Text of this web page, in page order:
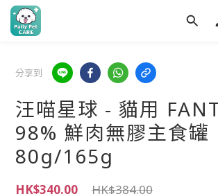
分享到
汪喵星球 - 貓用
98% 鮮肉無膠主食罐
80g/165g
HK$384.00
HK$340.00